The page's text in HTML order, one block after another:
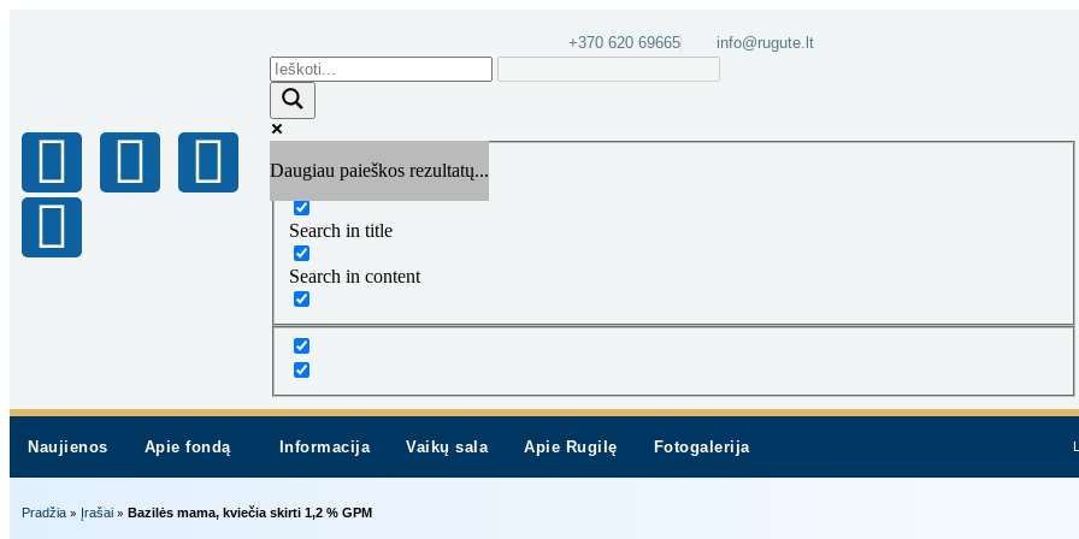
+370 620 69665 info@rugute.lt
Daugiau paieškos rezultatų...
Exact matches only
Search in title
Search in content
Naujienos Apie fondą Informacija Vaikų sala Apie Rugilę Fotogalerija
Pradžia » Įrašai » Bazilės mama, kviečia skirti 1,2 % GPM